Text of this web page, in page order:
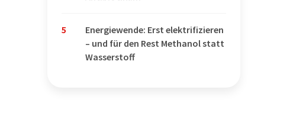
5
Energiewende: Erst elektrifizieren
– und für den Rest Methanol statt
Wasserstoff